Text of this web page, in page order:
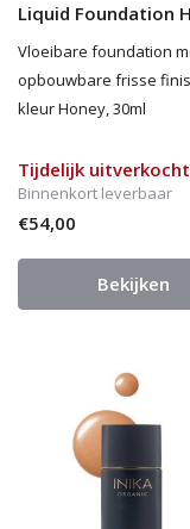
Liquid Foundation
Vloeibare foundation
opbouwbare frisse
kleur Honey, 30ml
Tijdelijk uitverkocht
Binnenkort leverbaar
€54,00
Bekijken